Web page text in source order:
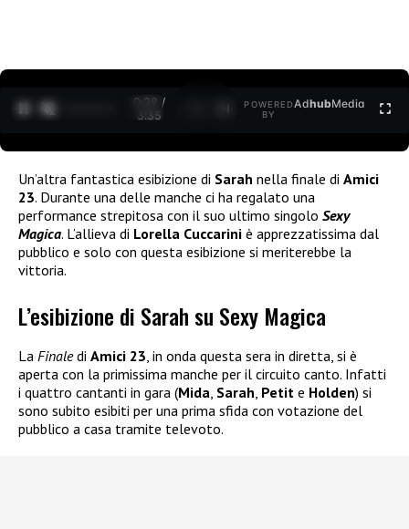
0:30 /
3:35
POWERED
BY
AdhubMedia
Un’altra fantastica esibizione di Sarah nella finale di Amici
23. Durante una delle manche ci ha regalato una
performance strepitosa con il suo ultimo singolo Sexy
Magica. L’allieva di Lorella Cuccarini è apprezzatissima dal
pubblico e solo con questa esibizione si meriterebbe la
vittoria.
L’esibizione di Sarah su Sexy Magica
La Finaledi Amici 23, in onda questa sera in diretta, si è
aperta con la primissima manche per il circuito canto. Infatti
i quattro cantanti in gara (Mida, Sarah, Petit e Holden) si
sono subito esibiti per una prima sfida con votazione del
pubblico a casa tramite televoto.